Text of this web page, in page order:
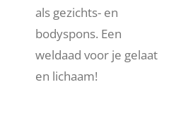
als gezichts- en
bodyspons. Een
weldaad voor je gelaat
en lichaam!